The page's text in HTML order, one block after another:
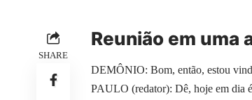
SHARE
Reunião em uma
DEMÔNIO: Bom, então, estou
PAULO (redator): Dê, hoje em dia